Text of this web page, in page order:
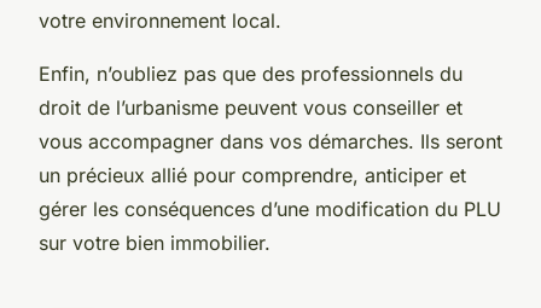
votre environnement local.
Enfin, n’oubliez pas que des professionnels du
droit de l’urbanisme peuvent vous conseiller et
vous accompagner dans vos démarches. Ils seront
un précieux allié pour comprendre, anticiper et
gérer les conséquences d’une modification du PLU
sur votre bien immobilier.